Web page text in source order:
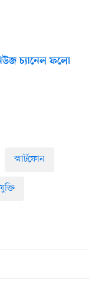
চ্যানেল ফলো
স্মার্টফোন